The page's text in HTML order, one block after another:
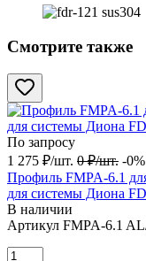
Смотрите также
По запросу
1 275 ₽/шт. 0 ₽/шт. -0%
Профиль FMPA-6.1
для системы Диона
В наличии
Артикул FMPA-6.1